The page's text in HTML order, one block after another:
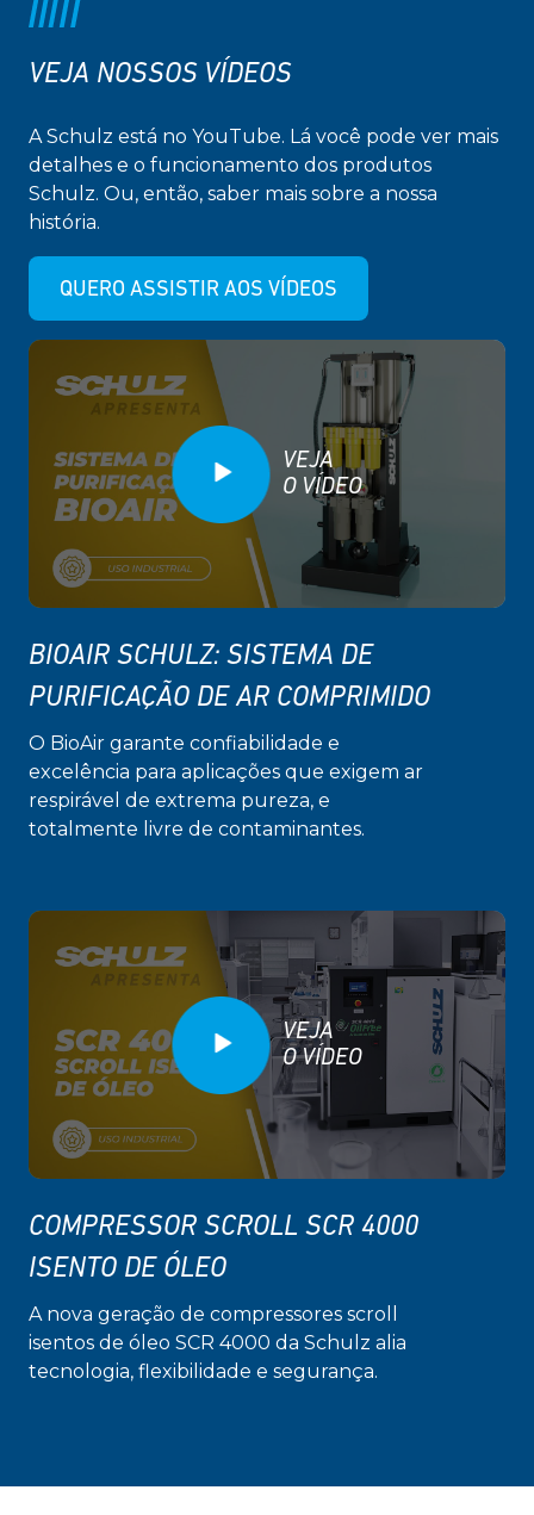
VEJA NOSSOS VÍDEOS
A Schulz está no YouTube. Lá você pode ver mais
detalhes e o funcionamento dos produtos
Schulz. Ou, então, saber mais sobre a nossa
história.
QUERO ASSISTIR AOS VÍDEOS
VEJA
O VÍDEO
BIOAIR SCHULZ: SISTEMA DE
PURIFICAÇÃO DE AR COMPRIMIDO
O BioAir garante confiabilidade e
excelência para aplicações que exigem ar
respirável de extrema pureza, e
totalmente livre de contaminantes.
VEJA
O VÍDEO
COMPRESSOR SCROLL SCR 4000
ISENTO DE ÓLEO
A nova geração de compressores scroll
isentos de óleo SCR 4000 da Schulz alia
tecnologia, flexibilidade e segurança.